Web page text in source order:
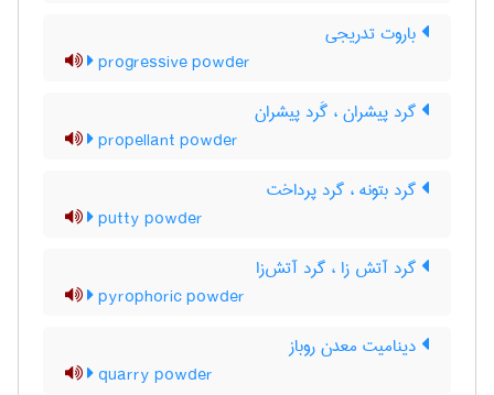
باروت تدریجی
progressive powder
گرد پیشران ، گَرد پیشران
propellant powder
گرد بتونه ، گرد پرداخت
putty powder
گرد آتش زا ، گرد آتش‌زا
pyrophoric powder
دینامیت معدن روباز
quarry powder